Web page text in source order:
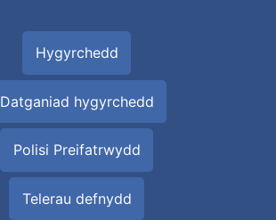
Hygyrchedd
Datganiad hygyrchedd
Polisi Preifatrwydd
Telerau defnydd